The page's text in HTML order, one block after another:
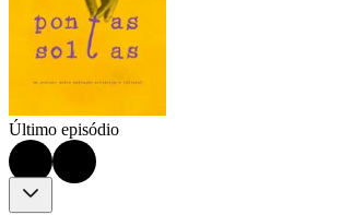
Último episódio